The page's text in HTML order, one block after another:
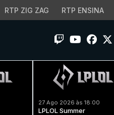
RTP ZIG ZAG RTP ENSINA
27 Ago 2026 às 18:00
LPLOL Summer